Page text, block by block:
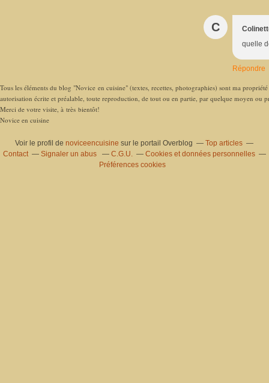
C
quelle
Répondre
Tous les éléments du blog "Novice en cuisine" (textes, recettes, photographies) sont ma
autorisation écrite et préalable, toute reproduction, de tout ou en partie, par quelque moyen ou
Merci de votre visite, à très bientôt!
Novice en cuisine
Voir le profil denoviceencuisine sur le portail Overblog
Top articles
Contact
Signaler un abus C.G.U.
Cookies et données personnelles
Préférences cookies